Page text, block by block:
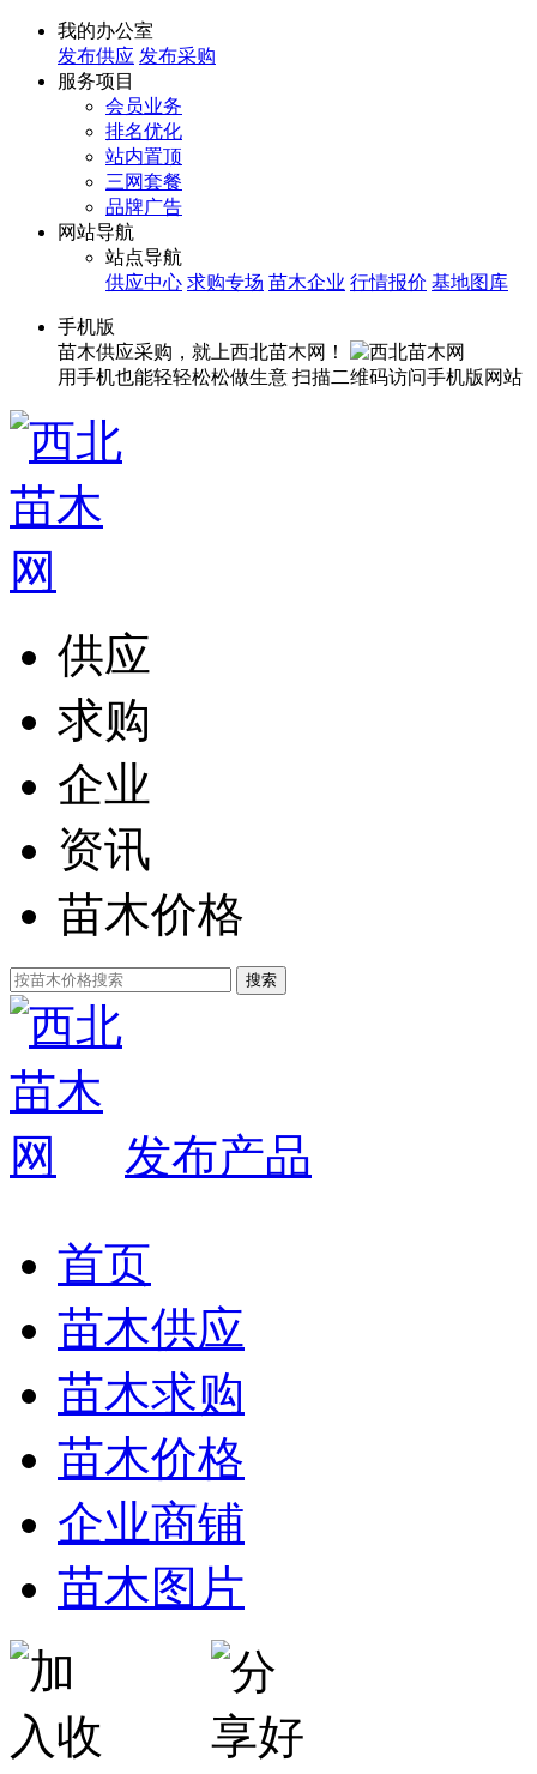
我的办公室
发布供应 发布采购
服务项目
会员业务
排名优化
站内置顶
三网套餐
品牌广告
网站导航
站点导航
供应中心 求购专场 苗木企业 行情报价 基地图库
手机版
苗木供应采购，就上西北苗木网！
用手机也能轻轻松松做生意 扫描二维码访问手机版网站
供应
求购
企业
资讯
苗木价格
发布产品
首页
苗木供应
苗木求购
苗木价格
企业商铺
苗木图片